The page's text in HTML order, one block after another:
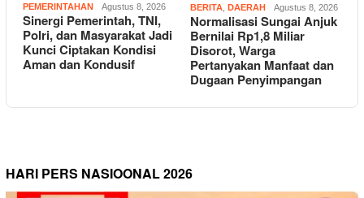
PEMERINTAHAN Agustus 8, 2026
Sinergi Pemerintah, TNI,
Polri, dan Masyarakat Jadi
Kunci Ciptakan Kondisi
Aman dan Kondusif
BERITA DAERAH Agustus 8, 2026
Normalisasi Sungai Anjuk
Bernilai Rp1,8 Miliar
Disorot, Warga
Pertanyakan Manfaat dan
Dugaan Penyimpangan
HARI PERS NASIOONAL 2026